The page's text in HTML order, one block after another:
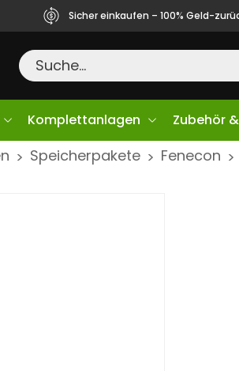
Sicher einkaufen – 100% Geld-
Komplettanlagen Zubehör
> Speicherpakete > Fenecon >